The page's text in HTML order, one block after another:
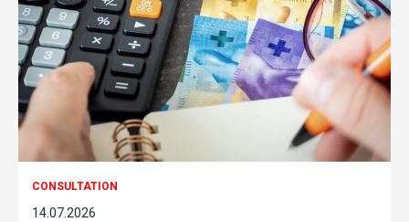
CONSULTATION
14.07.2026